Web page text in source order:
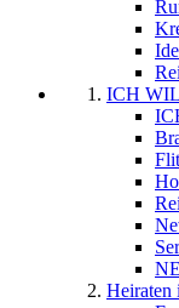
ICH
Heiraten